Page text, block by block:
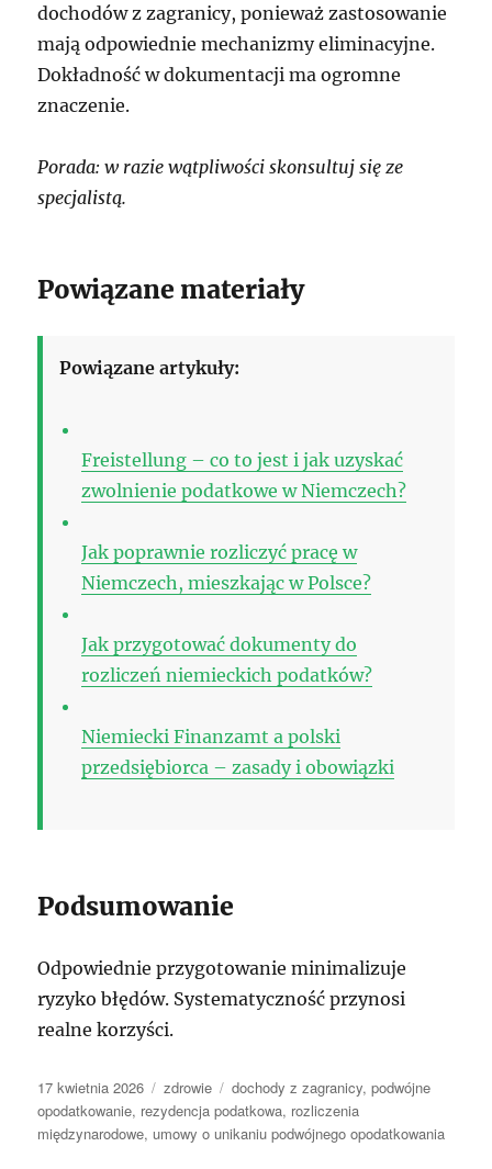
dochodów z zagranicy, ponieważ zastosowanie
mają odpowiednie mechanizmy eliminacyjne.
Dokładność w dokumentacji ma ogromne
znaczenie.
Porada: w razie wątpliwości skonsultuj się ze
specjalistą.
Powiązane materiały
Powiązane artykuły:
Freistellung – co to jest i jak uzyskać
zwolnienie podatkowe w Niemczech?
Jak poprawnie rozliczyć pracę w
Niemczech, mieszkając w Polsce?
Jak przygotować dokumenty do
rozliczeń niemieckich podatków?
Niemiecki Finanzamt a polski
przedsiębiorca – zasady i obowiązki
Podsumowanie
Odpowiednie przygotowanie minimalizuje
ryzyko błędów. Systematyczność przynosi
realne korzyści.
Data
publikacji
17 kwietnia 2026 Kategorie
zdrowie Tagi
dochody z zagranicy,podwójne
opodatkowanie, rezydencja podatkowa, rozliczenia
międzynarodowe, umowy o unikaniu podwójnego opodatkowania